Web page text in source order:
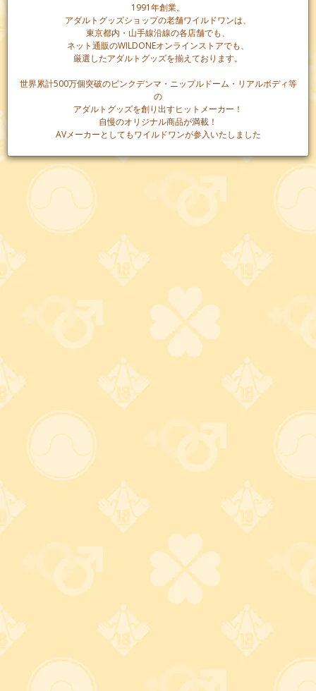
1991年創業。
アダルトグッズショップの老舗ワイルドワンは、
東京都内・山手線沿線の各店舗でも、
ネット通販のWILDONEオンラインストアでも、
厳選したアダルトグッズを揃えております。
世界累計500万個突破のピンクデンマ・ニップルドーム・リアルボディ等
の
アダルトグッズを創り出すヒットメーカー！
自慢のオリジナル商品が満載！
AVメーカーとしてもワイルドワンが参入いたしました
潤滑ゼリー(潤滑剤)入りタイプとは、あらかじめコンドーム表
面に潤滑ゼリーが塗布されているコンドーム商品です。愛液
の不足などが原因で起きる摩擦を別途ローションや潤滑ゼリ
ーを用意せずに軽減することができるため、コンドームの装
着から挿入までの工程がスムーズに進められるメリットがあ
ります。性交痛は女性にとって大きな負担となるため、それ
を予防する潤滑ゼリー入りコンドームは女性人気の高いカテ
ゴリです。
在庫なしを除く
件の商品がございます。
価格順 新着順
オカモトゼロワンたっぷりゼリー(3
個入)
円(税込)
もはや説明不要。オカモト史上最薄コンドーム 「オカモ
トゼロワン」を堪能せよ。
1,487 (税込)
男には余裕の対応が必要だ。。。 直径37mmのLサイズコ
ンドームはスーパービッグ!
12個入/グラマラスバタフライ・ホッ
ト1000
792 円 (税込)
ぬくもり溢れる快感! ティーンの声で作られたコンドーム!
女性がホットに感じるゼリーが入っています♪